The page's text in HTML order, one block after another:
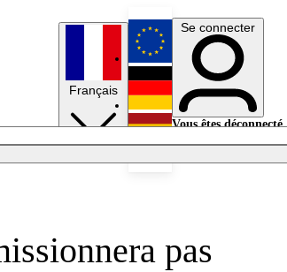
Français
English
Deutsch
Se connecter
Vous êtes déconnecté.
pas